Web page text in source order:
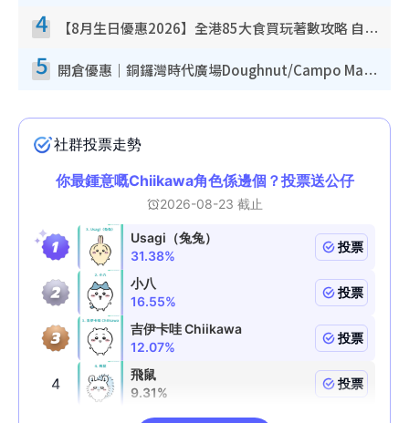
4 【8月生日優惠2026】全港85大食買玩著數攻略 自助餐/火鍋放題同行免費＋誠品/DONKI送現金券
5 開倉優惠｜銅鑼灣時代廣場Doughnut/Campo Marzio開倉低至1折！背囊、書包、手袋劈價$200起